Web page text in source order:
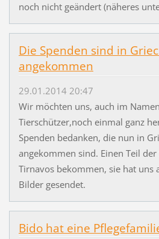
noch nicht geändert (näheres
Die Spenden sind in
angekommen
29.01.2014 20:47
Wir möchten uns, auch im
Tierschützer,noch einmal ganz
Spenden bedanken, die nun in
angekommen sind. Einen Teil
Tirnavos bekommen, sie hat uns
Bilder gesendet.
Bido hat eine